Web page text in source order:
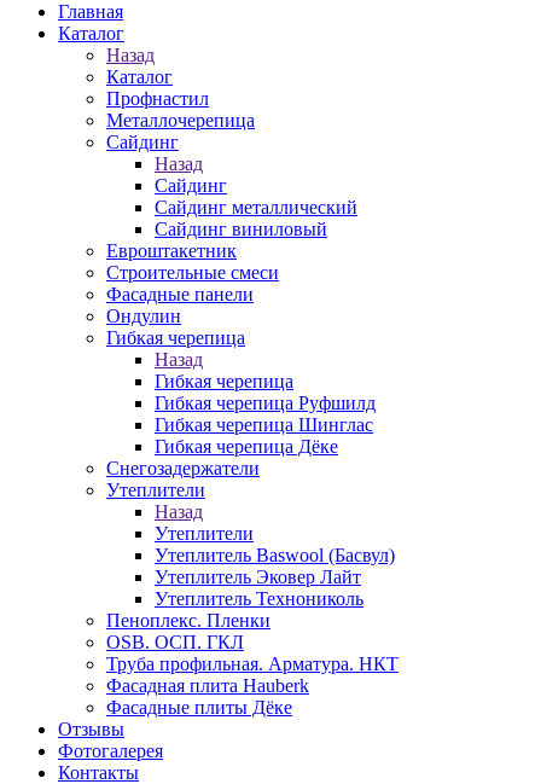
Главная
Каталог
Назад
Каталог
Профнастил
Металлочерепица
Сайдинг
Назад
Сайдинг
Сайдинг металлический
Сайдинг виниловый
Евроштакетник
Строительные смеси
Фасадные панели
Ондулин
Гибкая черепица
Назад
Гибкая черепица
Гибкая черепица Руфшилд
Гибкая черепица Шинглас
Гибкая черепица Дёке
Снегозадержатели
Утеплители
Назад
Утеплители
Утеплитель Baswool (Басвул)
Утеплитель Эковер Лайт
Утеплитель Технониколь
Пеноплекс. Пленки
OSB. ОСП. ГКЛ
Труба профильная. Арматура. НКТ
Фасадная плита Hauberk
Фасадные плиты Дёке
Отзывы
Фотогалерея
Контакты